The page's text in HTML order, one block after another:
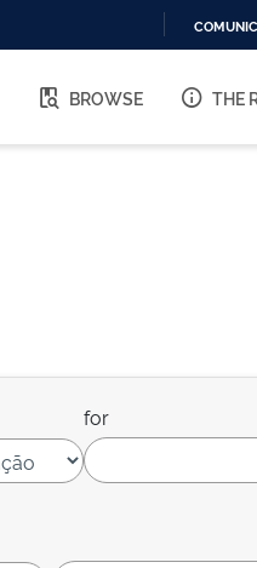
BROWSE THE
for